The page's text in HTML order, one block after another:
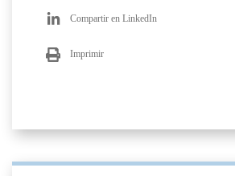
Compartir en LinkedIn
Imprimir